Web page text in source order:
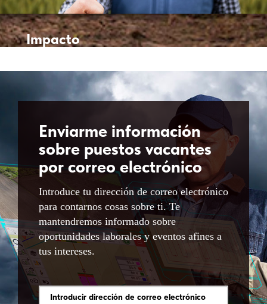
interactuar con
nuestras marcas,
¡nos apasiona
los agricultores y
Impacto
afecta hoy a más de
1.000 millones de
personas en el
mundo. Creamos
soluciones
agrícolas
inteligentes y
sostenibles para
que el hambre en el
mundo deje de ser
un problema.
¡Súmate a nuestro
equipo para hacer
Enviarme información
sobre puestos vacantes
por correo electrónico
Introduce tu dirección de correo electrónico
para contarnos cosas sobre ti. Te
mantendremos informado sobre
oportunidades laborales y eventos afines a
tus intereses.